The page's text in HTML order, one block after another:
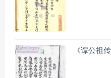
《谭公祖